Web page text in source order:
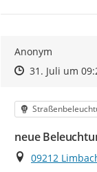
Anonym
Zeitpunkt des
Zeitpunkt des
31. Juli um
Kategorie
neue
Ort
09212